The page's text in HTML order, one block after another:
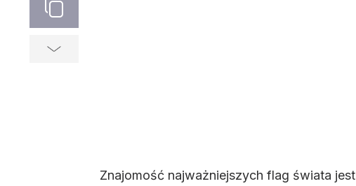
Znajomość najważniejszych flag świata